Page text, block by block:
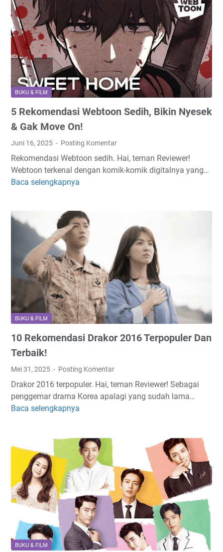
e
h
!
T
h
r
l
l
e
Y
a
g
M
e
g
a
n
g
k
a
n
!
n
d
a
s
i
W
e
b
t
o
n
K
e
j
a
a
n
R
o
m
a
n
i
e
r
i
n
y
a
B
e
g
a
BUKU & FILM
5 Rekomendasi Webtoon Sedih, Bikin Nyesek
& Gak Move On!
Juni 16, 2025 Posting Komentar
Rekomendasi Webtoon sedih. Hai, teman Reviewer!
Webtoon terkenal dengan komik-komik digitalnya yang…
Baca selengkapnya
k
o
m
e
n
d
a
s
i
W
e
o
o
n
i
h
,
B
i
k
i
n
N
BUKU & FILM
10 Rekomendasi Drakor 2016 Terpopuler Dan
Terbaik!
Mei 31, 2025 Posting Komentar
Drakor 2016 terpopuler. Hai, teman Reviewer! Sebagai
penggemar drama Korea apalagi yang sudah lama…
Baca selengkapnya
e
k
o
m
e
n
d
a
s
BUKU & FILM